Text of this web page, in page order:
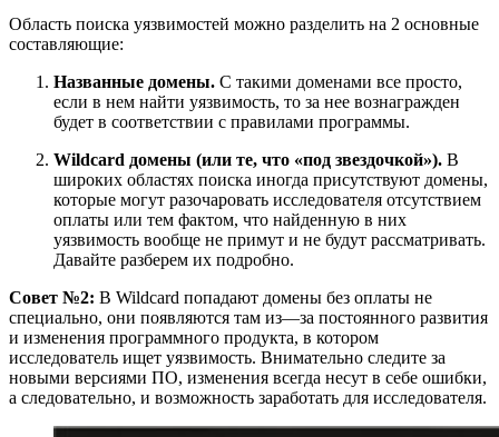
Область поиска уязвимостей можно разделить на 2 основные
составляющие:
Названные домены. C такими доменами все просто,
если в нем найти уязвимость, то за нее вознагражден
будет в соответствии с правилами программы.
Wildcard домены (или те, что «под звездочкой»). В
широких областях поиска иногда присутствуют домены,
которые могут разочаровать исследователя отсутствием
оплаты или тем фактом, что найденную в них
уязвимость вообще не примут и не будут рассматривать.
Давайте разберем их подробно.
Совет №2: В Wildcard попадают домены без оплаты не
специально, они появляются там из—за постоянного развития
и изменения программного продукта, в котором
исследователь ищет уязвимость. Внимательно следите за
новыми версиями ПО, изменения всегда несут в себе ошибки,
а следовательно, и возможность заработать для исследователя.